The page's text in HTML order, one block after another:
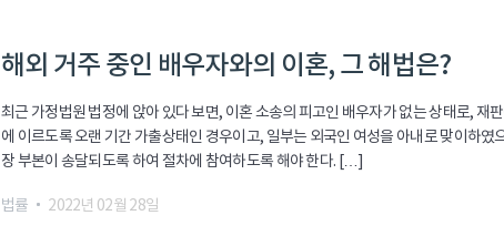
법률 1 송주법 지원금
해외 거주 중인 배우자와의 이혼, 그 해법은?
최근 가정법원 법정에 앉아 있다 보면, 이혼 소송의 피고인 배우자가 없는 상태로, 재
에 이르도록 오랜 기간 가출상태인 경우이고, 일부는 외국인 여성을 아내로 맞이
장 부본이 송달되도록 하여 절차에 참여하도록 해야 한다. […]
법률 2022년 02월 28일